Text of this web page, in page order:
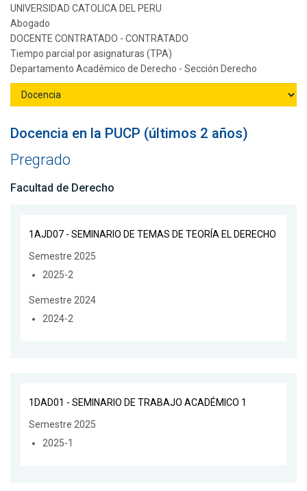
UNIVERSIDAD CATOLICA DEL PERU
Abogado
DOCENTE CONTRATADO - CONTRATADO
Tiempo parcial por asignaturas (TPA)
Departamento Académico de Derecho - Sección Derecho
Docencia en la PUCP (últimos 2 años)
Pregrado
Facultad de Derecho
1AJD07 - SEMINARIO DE TEMAS DE TEORÍA EL DERECHO
Semestre 2025
2025-2
Semestre 2024
2024-2
1DAD01 - SEMINARIO DE TRABAJO ACADÉMICO 1
Semestre 2025
2025-1